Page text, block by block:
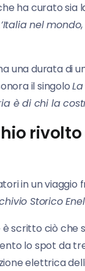
ha curato sia
nel mondo
una durata di
il singolo
è di chi la
rivolto
in un viaggio
Storico Enel
scritto ciò che
lo spot da
elettrica